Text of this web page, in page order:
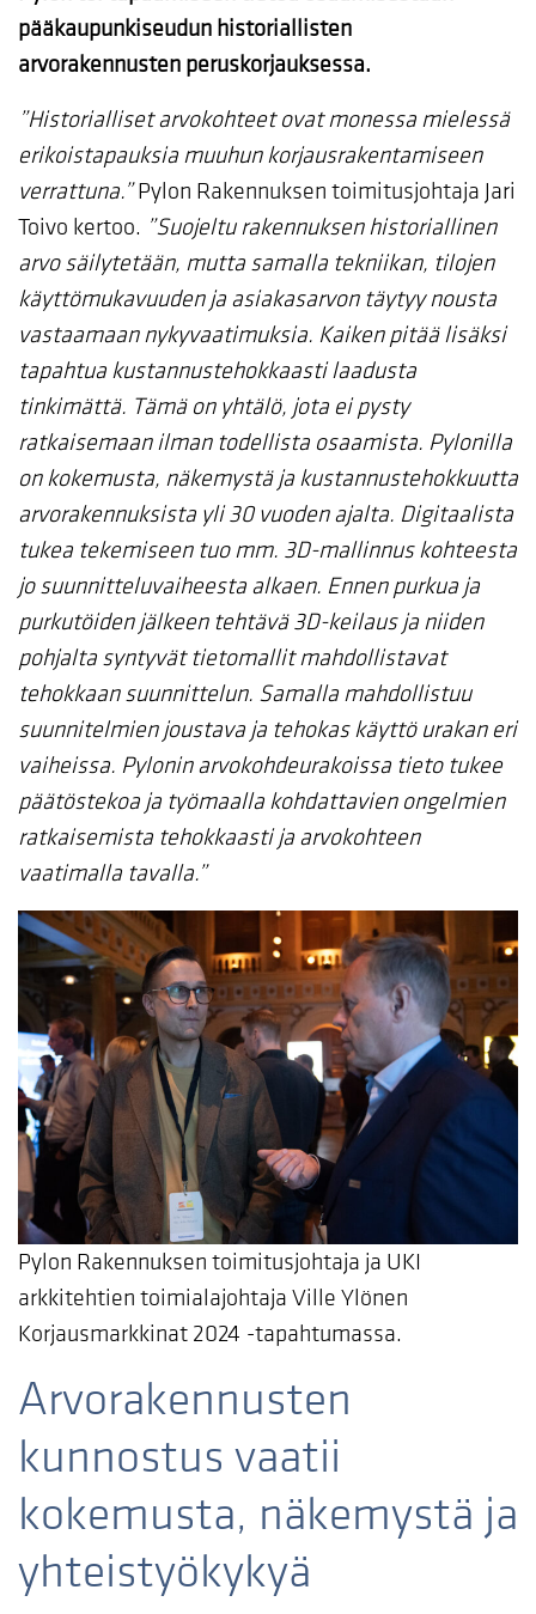
pääkaupunkiseudun historiallisten
arvorakennusten peruskorjauksessa.
”Historialliset arvokohteet ovat monessa mielessä
erikoistapauksia muuhun korjausrakentamiseen
verrattuna.”Pylon Rakennuksen toimitusjohtaja Jari
Toivo kertoo. ”Suojeltu rakennuksen historiallinen
arvo säilytetään, mutta samalla tekniikan, tilojen
käyttömukavuuden ja asiakasarvon täytyy nousta
vastaamaan nykyvaatimuksia. Kaiken pitää lisäksi
tapahtua kustannustehokkaasti laadusta
tinkimättä. Tämä on yhtälö, jota ei pysty
ratkaisemaan ilman todellista osaamista. Pylonilla
on kokemusta, näkemystä ja kustannustehokkuutta
arvorakennuksista yli 30 vuoden ajalta. Digitaalista
tukea tekemiseen tuo mm. 3D-mallinnus kohteesta
jo suunnitteluvaiheesta alkaen. Ennen purkua ja
purkutöiden jälkeen tehtävä 3D-keilaus ja niiden
pohjalta syntyvät tietomallit mahdollistavat
tehokkaan suunnittelun. Samalla mahdollistuu
suunnitelmien joustava ja tehokas käyttö urakan eri
vaiheissa. Pylonin arvokohdeurakoissa tieto tukee
päätöstekoa ja työmaalla kohdattavien ongelmien
ratkaisemista tehokkaasti ja arvokohteen
vaatimalla tavalla.”
Pylon Rakennuksen toimitusjohtaja ja UKI
arkkitehtien toimialajohtaja Ville Ylönen
Korjausmarkkinat 2024 -tapahtumassa.
Arvorakennusten
kunnostus vaatii
kokemusta, näkemystä ja
yhteistyökykyä